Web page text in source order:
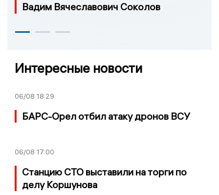
Вадим Вячеславович Соколов
Интересные новости
06/08 18:29
БАРС-Орел отбил атаку дронов ВСУ
06/08 17:00
Станцию СТО выставили на торги по
делу Коршунова